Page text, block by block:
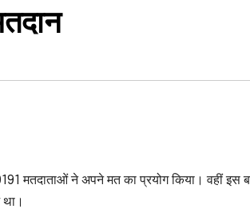
मतदाताओं ने अपने मत का प्रयोग किया। वहीं इस